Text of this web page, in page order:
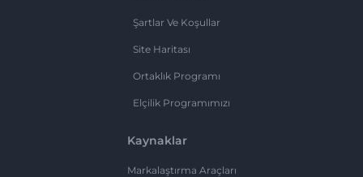
Şartlar Ve Koşullar
Site Haritası
Ortaklık Programı
Elçilik Programımızı
Kaynaklar
Markalaştırma Araçları